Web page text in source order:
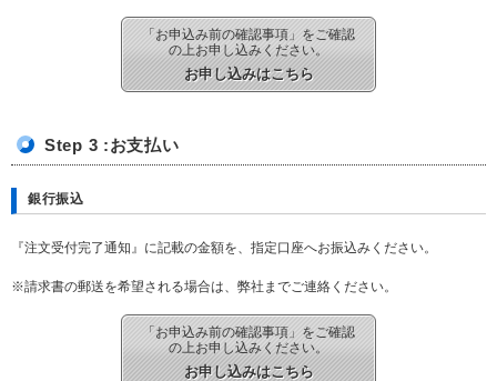
「お申込み前の確認事項」をご確認
の上お申し込みください。
お申し込みはこちら
Step 3 :お支払い
銀行振込
『注文受付完了通知』に記載の金額を、指定口座へお振込みください。
※請求書の郵送を希望される場合は、弊社までご連絡ください。
「お申込み前の確認事項」をご確認
の上お申し込みください。
お申し込みはこちら